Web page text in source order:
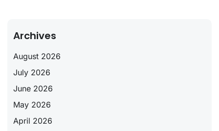
Archives
August 2026
July 2026
June 2026
May 2026
April 2026